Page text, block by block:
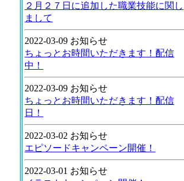
２月２７日に追加した職業技能に関し
まして
2022-03-09 お知らせ
ちょっとお時間いただきます！配信
中！
2022-03-09 お知らせ
ちょっとお時間いただきます！配信
日！
2022-03-02 お知らせ
エピソードキャンペーン開催！
2022-03-01 お知らせ